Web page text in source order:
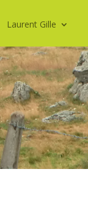
Laurent Gille